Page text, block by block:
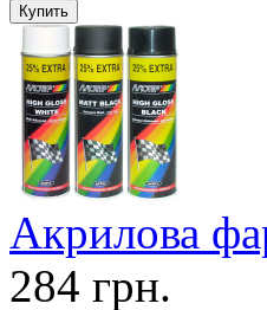
Акрилова
284 грн.